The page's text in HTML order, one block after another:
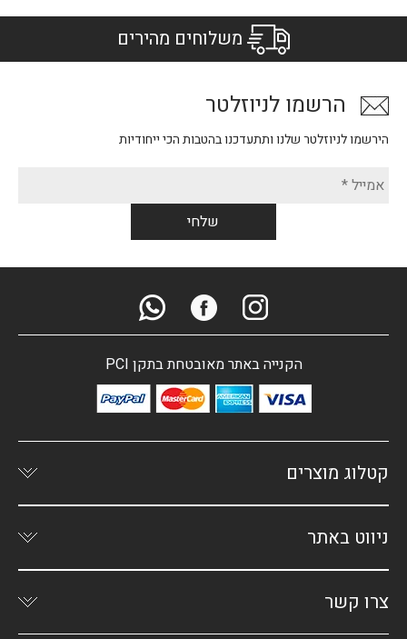
משלוחים מהירים
הרשמו לניוזלטר
הירשמו לניוזלטר שלנו ותתעדכנו בהטבות הכי ייחודיות
הקנייה באתר מאובטחת בתקן PCI
קטלוג מוצרים
ניווט באתר
צרו קשר